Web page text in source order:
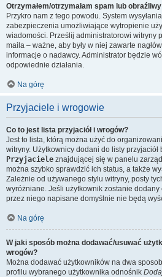
Otrzymałem/otrzymałam spam lub
Przykro nam z tego powodu. System
zabezpieczenia umożliwiające wytropienie
wiadomości. Prześlij administratorowi witryny
maila – ważne, aby były w niej zawarte
informacje o nadawcy. Administrator będzie
odpowiednie działania.
Na górę
Przyjaciele i wrogowie
Co to jest lista przyjaciół i wrogów?
Jest to lista, którą można użyć do
witryny. Użytkownicy dodani do listy
Przyjaciele znajdującej się w panelu
można szybko sprawdzić ich status, a także
Zależnie od używanego stylu witryny, posty
wyróżniane. Jeśli użytkownik zostanie
przez niego napisane domyślnie nie będą
Na górę
W jaki sposób można dodawać/usuwać
wrogów?
Można dodawać użytkowników na dwa
profilu wybranego użytkownika odnośnik